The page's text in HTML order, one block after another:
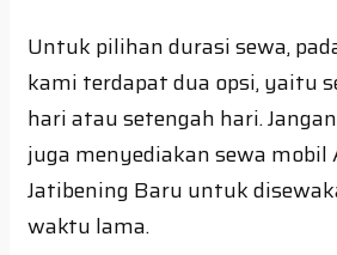
Untuk pilihan durasi sewa,
kami terdapat dua opsi, yaitu
hari atau setengah hari.
juga menyediakan sewa mobil
Jatibening Baru untuk
waktu lama.